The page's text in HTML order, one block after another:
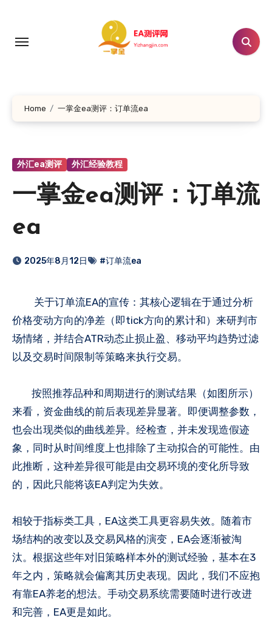
Home 一掌金ea测评：订单流ea
外汇ea测评 外汇经验教程
一掌金ea测评：订单流
ea
2025年8月12日 #订单流ea
关于订单流EA的宣传：其核心逻辑在于通过分析
价格变动方向的净差（即tick方向的累计和）来研判市
场情绪，并结合ATR动态止损止盈、移动平均趋势过滤
以及交易时间限制等策略来执行交易。
按照推荐品种和周期进行的测试结果（如图所示）
来看，资金曲线的前后表现差异显著。即便调整参数，
也会出现类似的曲线差异。经检查，并未发现造假迹
象，同时从时间维度上也排除了主动拟合的可能性。由
此推断，这种差异很可能是由交易环境的变化所导致
的，因此只能将该EA判定为失效。
相较于指标类工具，EA这类工具更容易失效。随着市
场结构的改变以及交易风格的演变，EA会逐渐被淘
汰。根据这些年对旧策略样本外的测试经验，基本在3
年之内，策略就会偏离其历史表现。因此，我们不应抱
有靠EA养老的想法。手动交易系统需要随时进行改进
和完善，EA更是如此。